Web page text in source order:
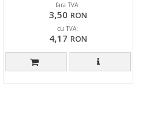
fara TVA:
3,50 RON
cu TVA:
4,17 RON